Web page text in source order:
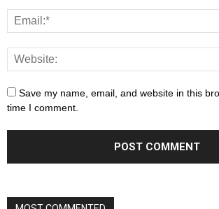
Save my name, email, and website in this
time I comment.